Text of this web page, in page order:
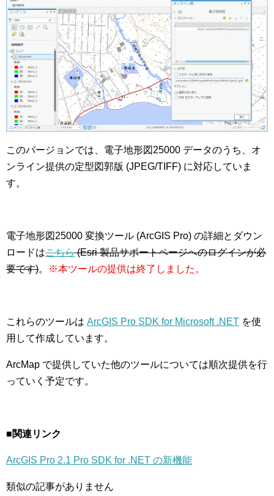
このバージョンでは、電子地形図25000 データのうち、オ
ンライン提供の定型図郭版 (JPEG/TIFF) に対応していま
す。
電子地形図25000 変換ツール (ArcGIS Pro) の詳細とダウン
ロードはこちら(Esri 製品サポートページへのログインが必
要です)。 ※本ツールの提供は終了しました。
これらのツールは ArcGIS Pro SDK for Microsoft .NET を使
用して作成しています。
ArcMap で提供していた他のツールについては順次提供を行
っていく予定です。
■関連リンク
ArcGIS Pro 2.1 Pro SDK for .NET の新機能
類似の記事がありません